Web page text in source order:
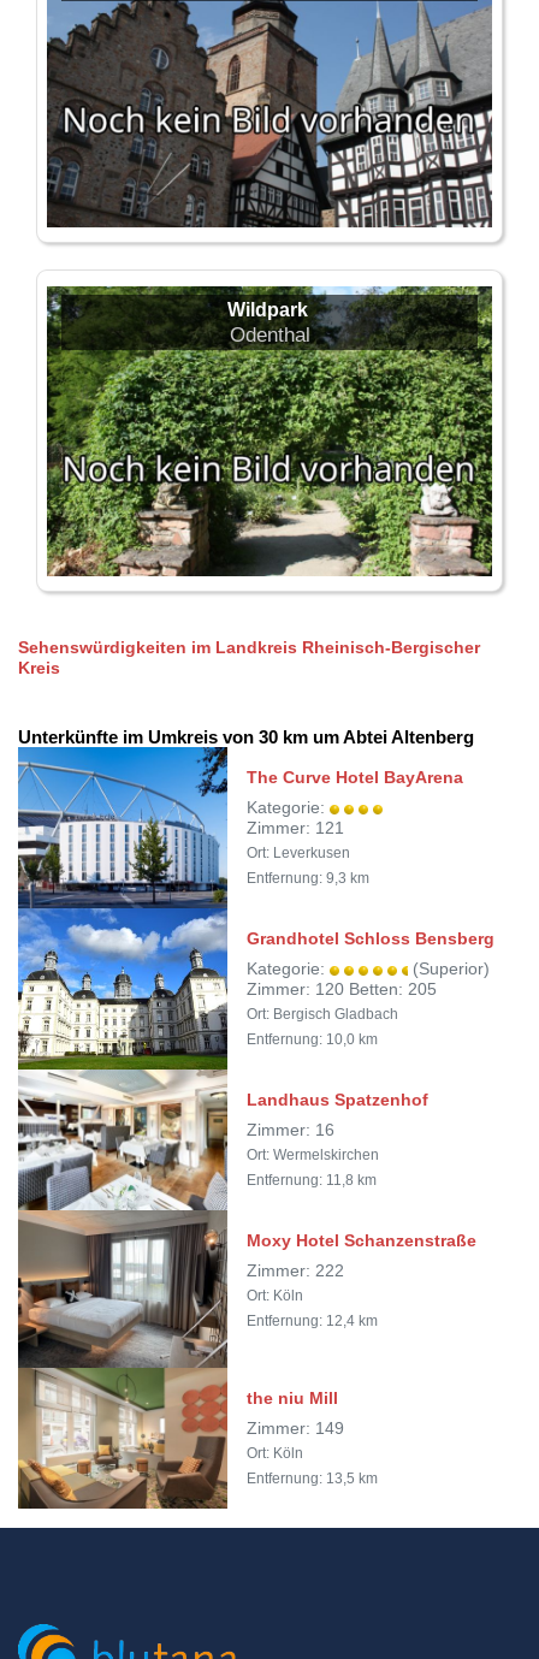
Wildpark
Odenthal
Sehenswürdigkeiten im Landkreis Rheinisch-Bergischer
Kreis
Unterkünfte im Umkreis von 30 km um Abtei Altenberg
The Curve Hotel BayArena
Kategorie:
Zimmer: 121
Ort: Leverkusen
Entfernung: 9,3 km
Grandhotel Schloss Bensberg
Kategorie:
(Superior)
Zimmer: 120 Betten: 205
Ort: Bergisch Gladbach
Entfernung: 10,0 km
Landhaus Spatzenhof
Zimmer: 16
Ort: Wermelskirchen
Entfernung: 11,8 km
Moxy Hotel Schanzenstraße
Zimmer: 222
Ort: Köln
Entfernung: 12,4 km
the niu Mill
Zimmer: 149
Ort: Köln
Entfernung: 13,5 km